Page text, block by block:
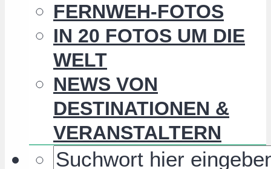
FERNWEH-FOTOS
IN 20 FOTOS UM DIE
WELT
NEWS VON
DESTINATIONEN &
VERANSTALTERN